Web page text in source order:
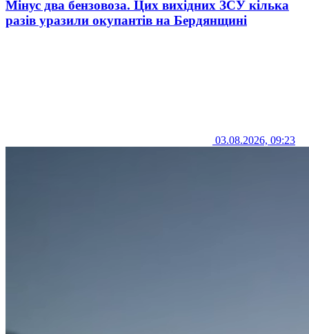
Мінус два бензовоза. Цих вихідних ЗСУ кілька
разів уразили окупантів на Бердянщині
03.08.2026, 09:23